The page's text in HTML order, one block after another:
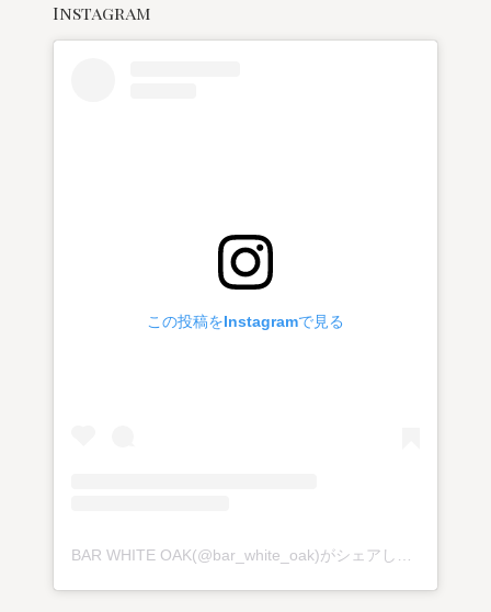
Instagram
この投稿をInstagramで見る
BAR WHITE OAK(@bar_white_oak)がシェアした投稿